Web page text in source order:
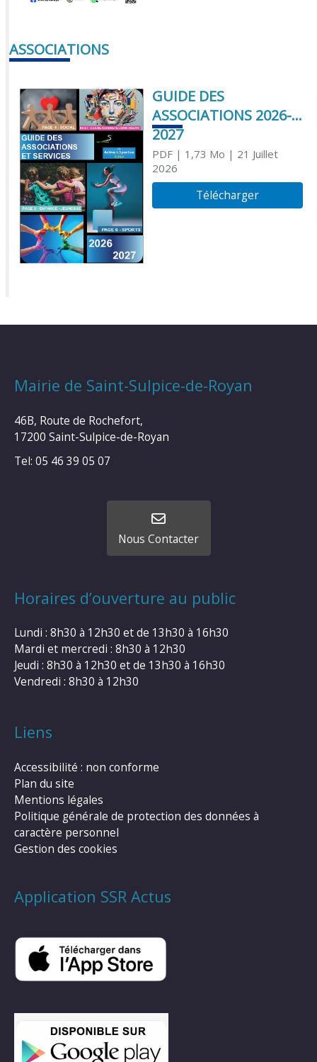
ASSOCIATIONS
GUIDE DES
ASSOCIATIONS 2026-
2027
PDF| 1,73 Mo | 21 Juillet
2026
Télécharger
Mairie de Saint-Sulpice-de-Royan
46B, Route de Rochefort,
17200 Saint-Sulpice-de-Royan
Tel: 05 46 39 05 07
Nous Contacter
Horaires d’ouverture au public
Lundi : 8h30 à 12h30 et de 13h30 à 16h30
Mardi et mercredi : 8h30 à 12h30
Jeudi : 8h30 à 12h30 et de 13h30 à 16h30
Vendredi : 8h30 à 12h30
Liens
Accessibilité : non conforme
Plan du site
Mentions légales
Politique générale de protection des données à
caractère personnel
Gestion des cookies
Application SSR Actus